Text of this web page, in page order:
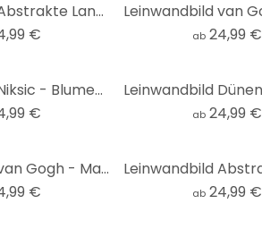
Leinwandbild Abstrakte Landschaft mit Metallicfarben - Alma
€ ab 24,99 €
Leinwandbild Niksic - Blumenwiese - Panorama
€ ab 24,99 €
Leinwandbild van Gogh - Mandelblüte - Panorama
€ ab 24,99 €